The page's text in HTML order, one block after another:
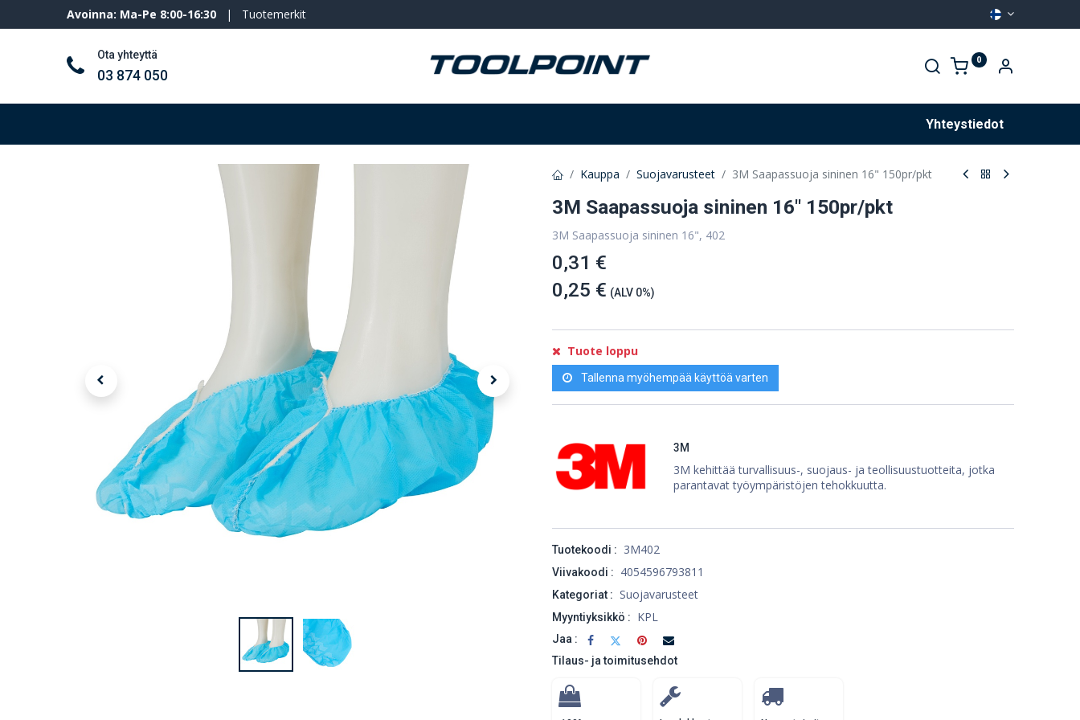
Avoinna: Ma-Pe 8:00-16:30 | Tuotemerkit
Ota yhteyttä
03 874 050
0
Yhteystiedot
Kauppa Suojavarusteet 3M Saapassuoja sininen 16" 150pr/pkt
3M Saapassuoja sininen 16" 150pr/pkt
3M Saapassuoja sininen 16", 402
0,31 €
0,25 € (ALV 0%)
Tuote loppu
Tallenna myöhempää käyttöä varten
3M
3M kehittää turvallisuus-, suojaus- ja teollisuustuotteita, jotka
parantavat työympäristöjen tehokkuutta.
Tuotekoodi : 3M402
Viivakoodi : 4054596793811
Kategoriat : Suojavarusteet
Myyntiyksikkö : KPL
Jaa :
Tilaus- ja toimitusehdot